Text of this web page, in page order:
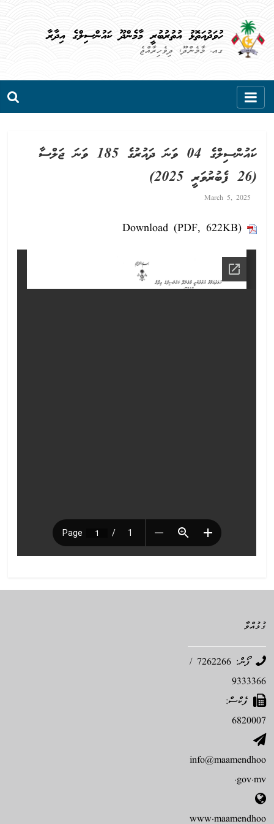
Skip
ހުވަދުއަތޮޅު އުތުރުބުރީ މާމެންދޫ ކައުންސިލްގެ އިދާރާ
ގއ. މާމެންދޫ، ދިވެހިރާއްޖެ
ކައުންސިލްގެ 04 ވަނަ ދައުރުގެ 185 ވަނަ ޖަލްސާ
(26 ފެބުރުވަރީ 2025)
March 5, 2025
Download (PDF, 622KB)
ގުޅުއްވާ
ފޯން: 7262266 /
9333366
ފެކްސް:
6820007
info@maamendhoo
.gov.mv
www.maamendhoo